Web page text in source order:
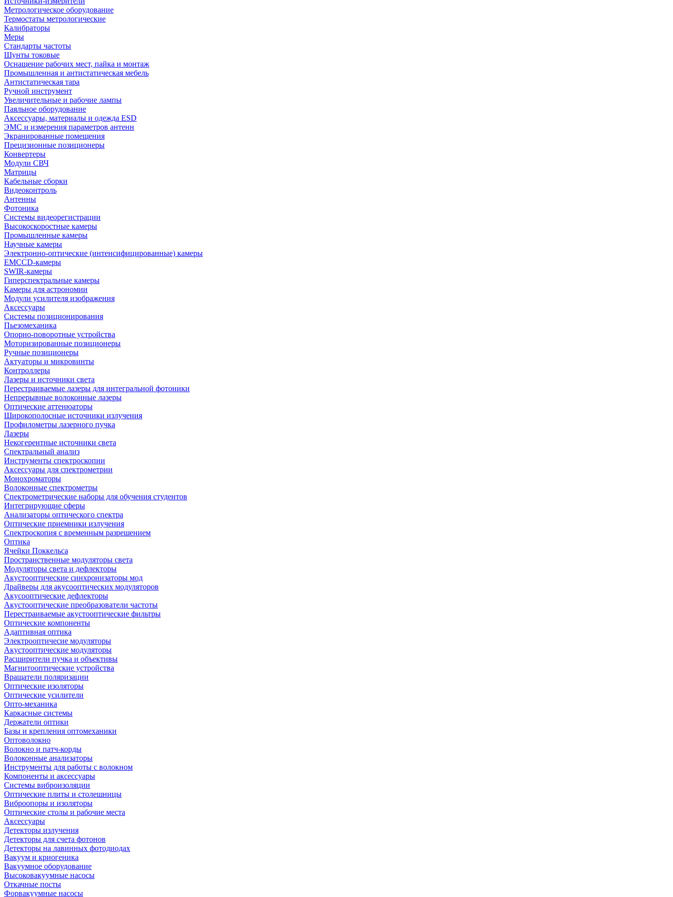
Метрологическое оборудование
Термостаты метрологические
Калибраторы
Меры
Стандарты частоты
Шунты токовые
Оснащение рабочих мест, пайка и монтаж
Промышленная и антистатическая мебель
Антистатическая тара
Ручной инструмент
Увеличительные и рабочие лампы
Паяльное оборудование
Аксессуары, материалы и одежда ESD
ЭМС и измерения параметров антенн
Экранированные помещения
Прецизионные позиционеры
Конвертеры
Модули СВЧ
Матрицы
Кабельные сборки
Видеоконтроль
Антенны
Фотоника
Cистемы видеорегистрации
Высокоскоростные камеры
Промышленные камеры
Научные камеры
Электронно-оптические (интенсифицированные) камеры
EMCCD-камеры
SWIR-камеры
Гиперспектральные камеры
Камеры для астрономии
Модули усилителя изображения
Аксессуары
Системы позиционирования
Пьезомеханика
Опорно-поворотные устройства
Моторизированные позиционеры
Ручные позиционеры
Актуаторы и микровинты
Контроллеры
Лазеры и источники света
Перестраиваемые лазеры для интегральной фотоники
Непрерывные волоконные лазеры
Оптические аттенюаторы
Широкополосные источники излучения
Профилометры лазерного пучка
Лазеры
Некогерентные источники света
Спектральный анализ
Инструменты спектроскопии
Аксессуары для спектрометрии
Монохроматоры
Волоконные спектрометры
Спектрометрические наборы для обучения студентов
Интегрирующие сферы
Анализаторы оптического спектра
Оптические приемники излучения
Спектроскопия с временным разрешением
Оптика
Ячейки Поккельса
Пространственные модуляторы света
Модуляторы света и дефлекторы
Акустооптические синхронизаторы мод
Драйверы для акусооптических модуляторов
Акусооптические дефлекторы
Акустооптические преобразователи частоты
Перестраиваемые акустооптические фильтры
Оптические компоненты
Адаптивная оптика
Электрооптичесие модуляторы
Акустооптические модуляторы
Расширители пучка и объективы
Магнитооптические устройства
Вращатели поляризации
Оптические изоляторы
Оптические усилители
Опто-механика
Каркасные системы
Держатели оптики
Базы и крепления оптомеханики
Оптоволокно
Волокно и патч-корды
Волоконные анализаторы
Инструменты для работы с волокном
Компоненты и аксессуары
Системы виброизоляции
Оптические плиты и столешницы
Виброопоры и изоляторы
Оптические столы и рабочие места
Аксессуары
Детекторы излучения
Детекторы для счета фотонов
Детекторы на лавинных фотодиодах
Вакуум и криогеника
Вакуумное оборудование
Высоковакуумные насосы
Откачные посты
Форвакуумные насосы